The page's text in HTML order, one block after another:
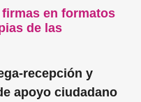
en formatos
de las
recepción y
apoyo ciudadano